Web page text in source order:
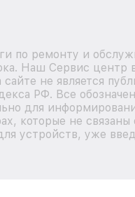
по ремонту и
Наш Сервис
не является
РФ. Все
для
которые не
устройств, уже